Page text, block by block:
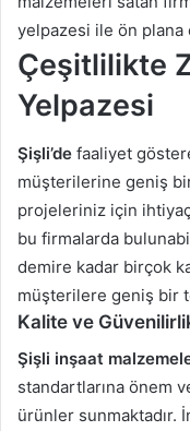
yelpazesi ile ön plana
Çeşitlilikte
Yelpazesi
Şişli’de faaliyet
müşterilerine geniş
projeleriniz için
bu firmalarda
demire kadar birçok
müşterilere geniş bir
Kalite ve
Şişli inşaat
standartlarına önem
ürünler sunmaktadır.